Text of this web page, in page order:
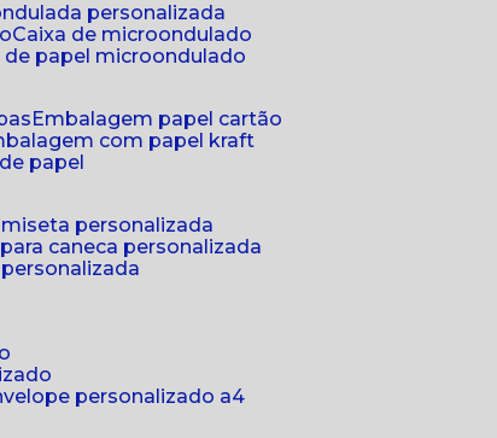
personalizada
caixa de microondulado
de papel microondulado
embalagem papel cartão
com papel kraft
papel
personalizada
caneca personalizada
personalizado a4